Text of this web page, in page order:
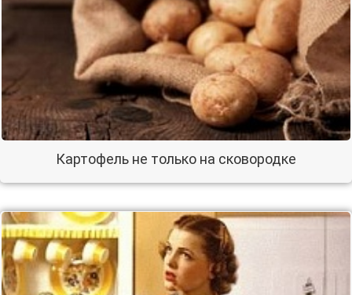
Картофель не только на сковородке